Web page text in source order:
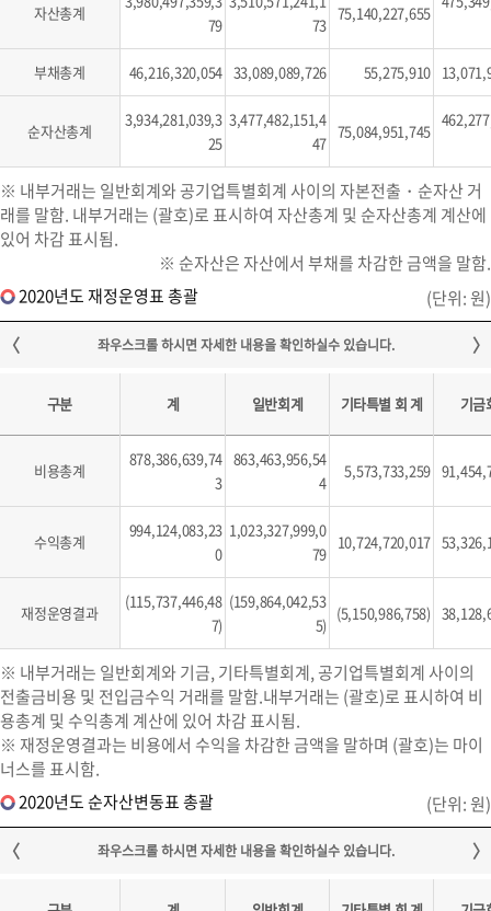
자산총계
79
73
75,140,227,655
부채총계 46,216,320,054 33,089,089,726 55,275,910
순자산총계
3,934,281,039,3
25
3,477,482,151,4
47
75,084,951,745
※ 내부거래는 일반회계와 공기업특별회계 사이의 자본전출・순자산 거
래를 말함. 내부거래는 (괄호)로 표시하여 자산총계 및 순자산총계 계산에
있어 차감 표시됨.
※ 순자산은 자산에서 부채를 차감한 금액을 말함.
2020년도 재정운영표 총괄
(단위: 원)
구분 계 일반회계 기타특별 회 계 기금
비용총계
878,386,639,74
3
863,463,956,54
4
5,573,733,259
수익총계
994,124,083,23
0
1,023,327,999,0
79
10,724,720,017
재정운영결과
(115,737,446,48
7)
(159,864,042,53
5)
(5,150,986,758)
※ 내부거래는 일반회계와 기금, 기타특별회계, 공기업특별회계 사이의
전출금비용 및 전입금수익 거래를 말함.내부거래는 (괄호)로 표시하여 비
용총계 및 수익총계 계산에 있어 차감 표시됨.
※ 재정운영결과는 비용에서 수익을 차감한 금액을 말하며 (괄호)는 마이
너스를 표시함.
2020년도 순자산변동표 총괄
(단위: 원)